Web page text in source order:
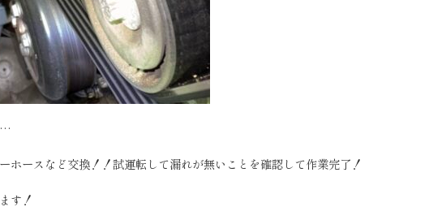
…
ホースなど交換！！試運転して漏れが無いことを確認して作業完了！
す！